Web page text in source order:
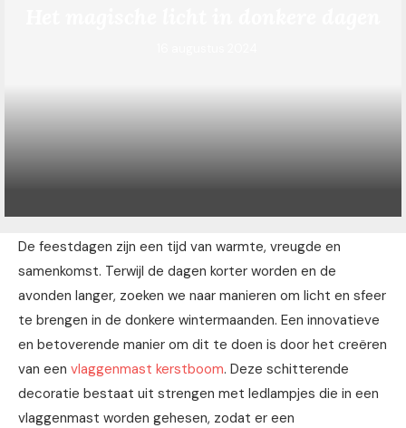
De feestdagen zijn een tijd van warmte, vreugde en
samenkomst. Terwijl de dagen korter worden en de
avonden langer, zoeken we naar manieren om licht en sfeer
te brengen in de donkere wintermaanden. Een innovatieve
en betoverende manier om dit te doen is door het creëren
van een vlaggenmast kerstboom. Deze schitterende
decoratie bestaat uit strengen met ledlampjes die in een
vlaggenmast worden gehesen, zodat er een